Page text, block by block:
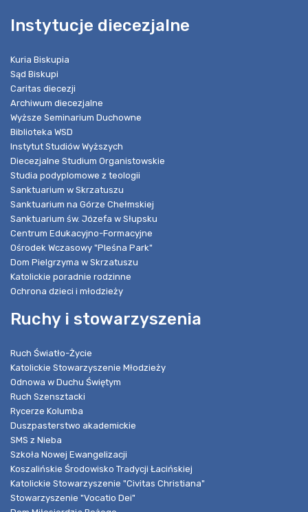
Instytucje diecezjalne
Kuria Biskupia
Sąd Biskupi
Caritas diecezji
Archiwum diecezjalne
Wyższe Seminarium Duchowne
Biblioteka WSD
Instytut Studiów Wyższych
Diecezjalne Studium Organistowskie
Studia podyplomowe z teologii
Sanktuarium w Skrzatuszu
Sanktuarium na Górze Chełmskiej
Sanktuarium św. Józefa w Słupsku
Centrum Edukacyjno-Formacyjne
Ośrodek Wczasowy "Pleśna Park"
Dom Pielgrzyma w Skrzatuszu
Katolickie poradnie rodzinne
Ochrona dzieci i młodzieży
Ruchy i stowarzyszenia
Ruch Światło-Życie
Katolickie Stowarzyszenie Młodzieży
Odnowa w Duchu Świętym
Ruch Szensztacki
Rycerze Kolumba
Duszpasterstwo akademickie
SMS z Nieba
Szkoła Nowej Ewangelizacji
Koszalińskie Środowisko Tradycji Łacińskiej
Katolickie Stowarzyszenie "Civitas Christiana"
Stowarzyszenie "Vocatio Dei"